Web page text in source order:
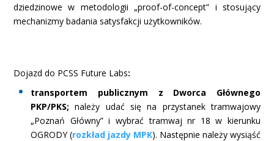
dziedzinowe w metodologii „proof-of-concept” i stosujący
mechanizmy badania satysfakcji użytkowników.
Dojazd do PCSS Future Labs:
transportem publicznym z Dworca Głównego
PKP/PKS; należy udać się na przystanek tramwajowy
„Poznań Główny” i wybrać tramwaj nr 18 w kierunku
OGRODY (rozkład jazdy MPK). Następnie należy wysiąść